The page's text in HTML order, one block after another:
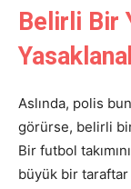
Belirli Bir
Aslında, polis
görürse, belirli
Bir futbol
büyük bir taraftar